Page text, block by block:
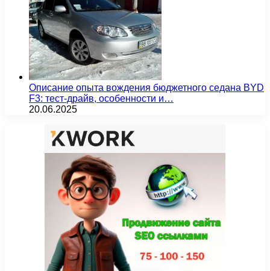
Описание опыта вождения бюджетного седана BYD
F3: тест-драйв, особенности и…
20.06.2025